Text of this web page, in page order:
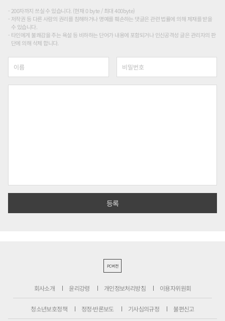
200자까지 쓰실 수 있습니다. (현재 0 byte / 최대 400byte)
저작권 등 다른 사람의 권리를 침해하거나 명예를 훼손하는 댓글은 관련 법률에 의해 제재를 받을
수 있습니다.
타인에게 불쾌감을 주는 욕설 등 비하하는 단어가 내용에 포함되거나 인신공격성 글은 관리자의 판
단에 의해 삭제 합니다.
PC버전
회사소개 윤리강령 개인정보처리방침 이용자위원회
청소년보호정책 정정·반론보도 기사심의규정 불편신고